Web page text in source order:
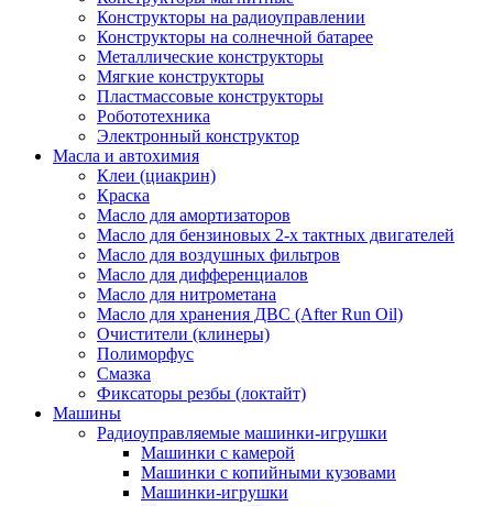
Конструкторы на радиоуправлении
Конструкторы на солнечной батарее
Металлические конструкторы
Мягкие конструкторы
Пластмассовые конструкторы
Робототехника
Электронный конструктор
Масла и автохимия
Клеи (циакрин)
Краска
Масло для амортизаторов
Масло для бензиновых 2-х тактных двигателей
Масло для воздушных фильтров
Масло для дифференциалов
Масло для нитрометана
Масло для хранения ДВС (After Run Oil)
Очистители (клинеры)
Полиморфус
Смазка
Фиксаторы резбы (локтайт)
Машины
Радиоуправляемые машинки-игрушки
Машинки с камерой
Машинки с копийными кузовами
Машинки-игрушки